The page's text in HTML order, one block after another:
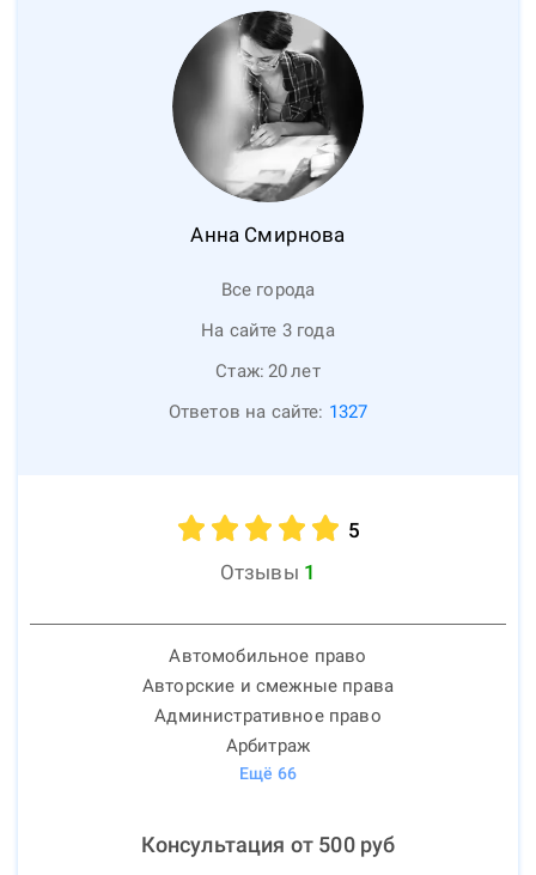
Анна Смирнова
Все города
На сайте 3 года
Стаж: 20лет
Ответов на сайте: 1327
5
Отзывы 1
Автомобильное право
Авторские и смежные права
Административное право
Арбитраж
Ещё 66
Консультация от 500руб